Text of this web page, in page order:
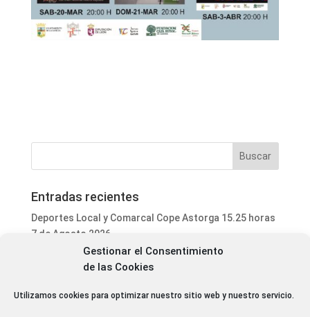
Gestionar el Consentimiento
de las Cookies
Utilizamos cookies para optimizar nuestro sitio web y nuestro servicio.
Entradas recientes
Deportes Local y Comarcal Cope Astorga 15.25 horas
7 de Agosto 2026
Informativo Mediodía Cope Astorga 14.20 horas 7 de
Agosto 2026
San Justo de la Vega acoge este fin de semana un